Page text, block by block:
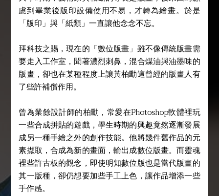
慮到畢業後版印設備使用不易，才轉為繪畫。於是
「版印」與「紙類」一直讓他念念不忘。
拜科技之賜，現在的「數位版畫」雖不像傳統版畫需
要走入工作室，聞著濃烈刺鼻，混合煤油與油墨味的
版畫，卻也在某種程度上讓黃柏勳這曾經的版畫人有
了些許補償作用。
曾為業餘設計師的柏勳，常愛在Photoshop軟體裡玩
一些合成拼貼的遊戲，學生時期的興趣竟然逐漸發展
成另一種手繪之外的創作技能。他將幾件舊作品的元
素擷取，合成為新的畫面，輸出成數位版畫。而靈魂
裡些許古板的觀念，即使明知數位版也是當代版畫的
其一版種，卻仍想要加些手工上色，讓作品增添一些
手作感。